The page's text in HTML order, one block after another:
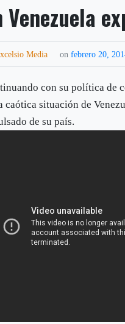
Venezuela
Media onfebrero 20,
con su política de
caótica situación de
de su país.